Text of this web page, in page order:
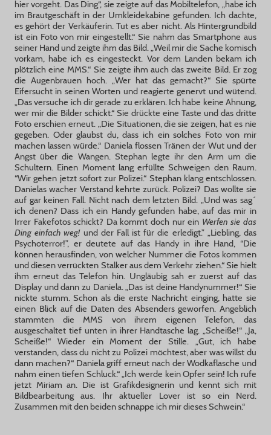
hier vorgeht. Das Ding“, sie zeigte auf das Mobiltelefon, „habe ich
im Brautgeschäft in der Umkleidekabine gefunden. Ich dachte,
es gehört der Verkäuferin. Tut es aber nicht. Als Hintergrundbild
ist ein Foto von mir eingestellt.“ Sie nahm das Smartphone aus
seiner Hand und zeigte ihm das Bild. „Weil mir die Sache komisch
vorkam, habe ich es eingesteckt. Vor dem Landen bekam ich
plötzlich eine MMS.“ Sie zeigte ihm auch das zweite Bild. Er zog
die Augenbrauen hoch. „Wer hat das gemacht?“ Sie spürte
Eifersucht in seinen Worten und reagierte genervt und wütend.
„Das versuche ich dir gerade zu erklären. Ich habe keine Ahnung,
wer mir die Bilder schickt.“ Sie drückte eine Taste und das dritte
Foto erschien erneut. „Die Situationen, die sie zeigen, hat es nie
gegeben. Oder glaubst du, dass ich ein solches Foto von mir
machen lassen würde.“ Daniela flossen Tränen der Wut und der
Angst über die Wangen. Stephan legte ihr den Arm um die
Schultern. Einen Moment lang erfüllte Schweigen den Raum.
“Wir gehen jetzt sofort zur Polizei.“ Stephan klang entschlossen.
Danielas wacher Verstand kehrte zurück. Polizei? Das wollte sie
auf gar keinen Fall. Nicht nach dem letzten Bild. „Und was sag´
ich denen? Dass ich ein Handy gefunden habe, auf das mir in
Irrer Fakefotos schickt? Da kommt doch nur ein Werfen sie das
Ding einfach weg!und der Fall ist für die erledigt.” „Liebling, das
Psychoterror!”, er deutete auf das Handy in ihre Hand, “Die
können herausfinden, von welcher Nummer die Fotos kommen
und diesen verrückten Stalker aus dem Verkehr ziehen.“ Sie hielt
ihm erneut das Telefon hin. Ungläubig sah er zuerst auf das
Display und dann zu Daniela. „Das ist deine Handynummer!“ Sie
nickte stumm. Schon als die erste Nachricht einging, hatte sie
einen Blick auf die Daten des Absenders geworfen. Angeblich
stammten die MMS von ihrem eigenen Telefon, das
ausgeschaltet tief unten in ihrer Handtasche lag. „Scheiße!“ „Ja,
Scheiße!“ Wieder ein Moment der Stille. „Gut, ich habe
verstanden, dass du nicht zu Polizei möchtest, aber was willst du
dann machen?“ Daniela griff erneut nach der Wodkaflasche und
nahm einen tiefen Schluck.“ „Ich werde kein Opfer sein! Ich rufe
jetzt Miriam an. Die ist Grafikdesignerin und kennt sich mit
Bildbearbeitung aus. Ihr aktueller Lover ist so ein Nerd.
Zusammen mit den beiden schnappe ich mir dieses Schwein.“